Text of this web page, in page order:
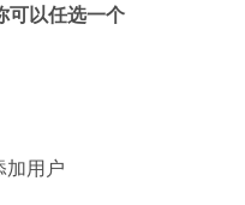
可以任选一个
加用户